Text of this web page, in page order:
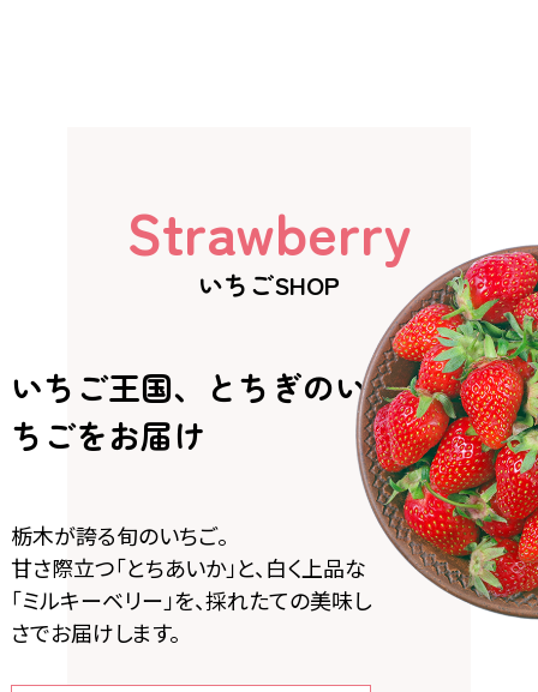
Strawberry
いちご王国、とちぎのい
ちごをお届け
栃木が誇る旬のいちご。
甘さ際立つ「とちあいか」と、白く上品な
「ミルキーベリー」を、採れたての美味し
さでお届けします。